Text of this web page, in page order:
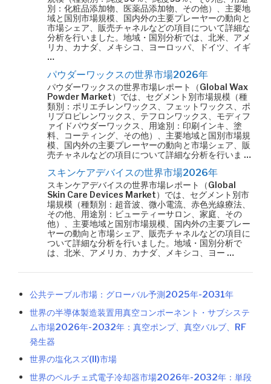
別：化粧品添加物、医薬品添加物、その他）、主要地
域と国別市場規模、国内外の主要プレーヤーの動向と
市場シェア、販売チャネルなどの項目について詳細な
分析を行いました。地域・国別分析では、北米、アメ
リカ、カナダ、メキシコ、ヨーロッパ、ドイツ、イギ
…
パウダーワックスの世界市場2026年
パウダーワックスの世界市場レポート（Global Wax
Powder Market）では、セグメント別市場規模（種
類別：ポリエチレンワックス、フェットワックス、ポ
リプロピレンワックス、テフロンワックス、モディフ
ァイドパウダーワックス、用途別：印刷インキ、塗
料、コーティング、その他）、主要地域と国別市場規
模、国内外の主要プレーヤーの動向と市場シェア、販
売チャネルなどの項目について詳細な分析を行いま …
スキンケアデバイスの世界市場2026年
スキンケアデバイスの世界市場レポート（Global
Skin Care Devices Market）では、セグメント別市
場規模（種類別：超音波、微小電流、赤色光線療法、
その他、用途別：ビューティーサロン、家庭、その
他）、主要地域と国別市場規模、国内外の主要プレー
ヤーの動向と市場シェア、販売チャネルなどの項目に
ついて詳細な分析を行いました。地域・国別分析で
は、北米、アメリカ、カナダ、メキシコ、ヨー …
公共テーブル市場：グローバル予測2025年-2031年
世界の半導体製造装置用真空コンポーネント・サブシステ
ム市場2026年-2032年：真空ポンプ、真空バルブ、RF
発生器
世界の塩化スズ(II)市場
世界のペルチェ式電子冷却器市場2026年-2032年：単段